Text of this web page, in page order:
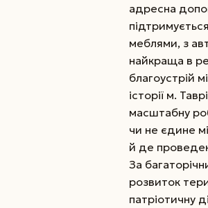
адресна
­меблями, з
найкраща в
благоустрій
історії м.
масштабну
чи не єдине
й де
За
розвиток
патріотичну